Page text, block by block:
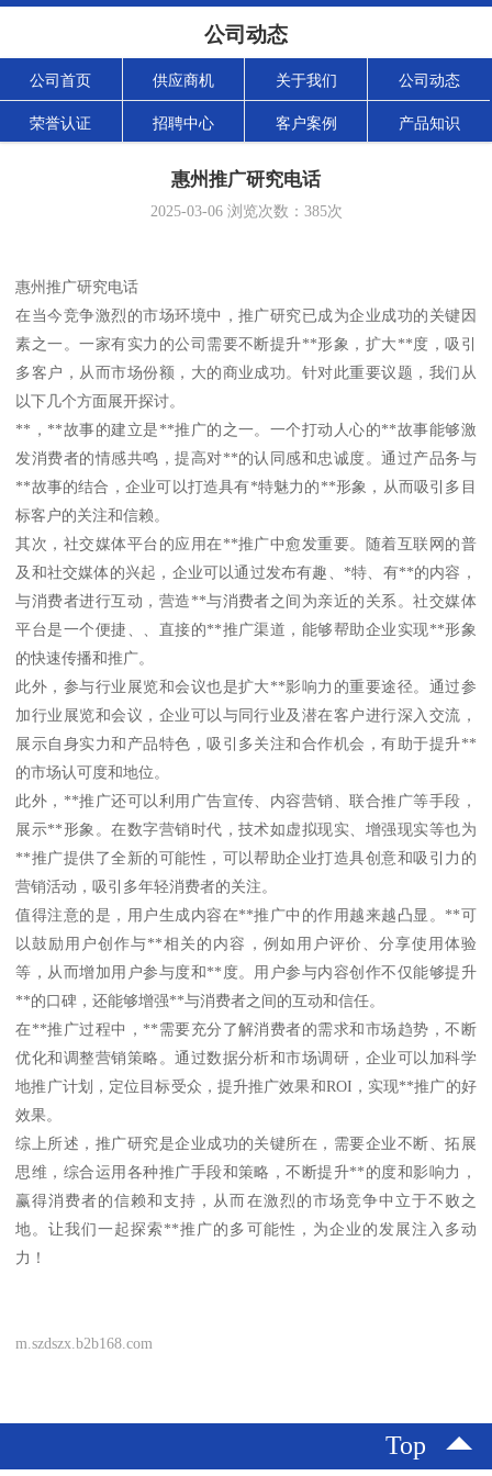
公司动态
公司首页 供应商机 关于我们 公司动态
荣誉认证 招聘中心 客户案例 产品知识
惠州推广研究电话
2025-03-06浏览次数： 385次
惠州推广研究电话
在当今竞争激烈的市场环境中，推广研究已成为企业成功的关键因
素之一。一家有实力的公司需要不断提升**形象，扩大**度，吸引
多客户，从而市场份额，大的商业成功。针对此重要议题，我们从
以下几个方面展开探讨。
**，**故事的建立是**推广的之一。一个打动人心的**故事能够激
发消费者的情感共鸣，提高对**的认同感和忠诚度。通过产品务与
**故事的结合，企业可以打造具有*特魅力的**形象，从而吸引多目
标客户的关注和信赖。
其次，社交媒体平台的应用在**推广中愈发重要。随着互联网的普
及和社交媒体的兴起，企业可以通过发布有趣、*特、有**的内容，
与消费者进行互动，营造**与消费者之间为亲近的关系。社交媒体
平台是一个便捷、、直接的**推广渠道，能够帮助企业实现**形象
的快速传播和推广。
此外，参与行业展览和会议也是扩大**影响力的重要途径。通过参
加行业展览和会议，企业可以与同行业及潜在客户进行深入交流，
展示自身实力和产品特色，吸引多关注和合作机会，有助于提升**
的市场认可度和地位。
此外，**推广还可以利用广告宣传、内容营销、联合推广等手段，
展示**形象。在数字营销时代，技术如虚拟现实、增强现实等也为
**推广提供了全新的可能性，可以帮助企业打造具创意和吸引力的
营销活动，吸引多年轻消费者的关注。
值得注意的是，用户生成内容在**推广中的作用越来越凸显。**可
以鼓励用户创作与**相关的内容，例如用户评价、分享使用体验
等，从而增加用户参与度和**度。用户参与内容创作不仅能够提升
**的口碑，还能够增强**与消费者之间的互动和信任。
在**推广过程中，**需要充分了解消费者的需求和市场趋势，不断
优化和调整营销策略。通过数据分析和市场调研，企业可以加科学
地推广计划，定位目标受众，提升推广效果和ROI，实现**推广的好
效果。
综上所述，推广研究是企业成功的关键所在，需要企业不断、拓展
思维，综合运用各种推广手段和策略，不断提升**的度和影响力，
赢得消费者的信赖和支持，从而在激烈的市场竞争中立于不败之
地。让我们一起探索**推广的多可能性，为企业的发展注入多动
力！
m.szdszx.b2b168.com
Top